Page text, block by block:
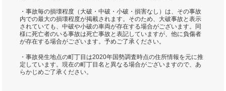
・事故毎の損壊程度（大破・中破・小破・損害なし）は、その事故
内での最大の損壊程度が掲載されます。そのため、大破事故と表示
されていても、中破や小破の車両が存在する場合がございます。同
様に死亡者のいる事故は死亡事故と表記していますが、他に負傷者
が存在する場合がございます。予めご了承ください。
・事故発生地点の町丁目は2020年国勢調査時点の住所情報を元に推
定しています。現在の町丁目名と異なる場合がございますので、あ
らかじめご了承ください。